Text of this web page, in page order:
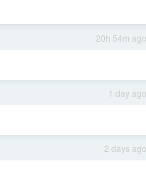
20h 54m ago
1 day ago
2 days ago